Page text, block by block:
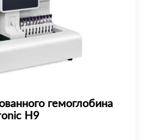
гемоглобина
Н9